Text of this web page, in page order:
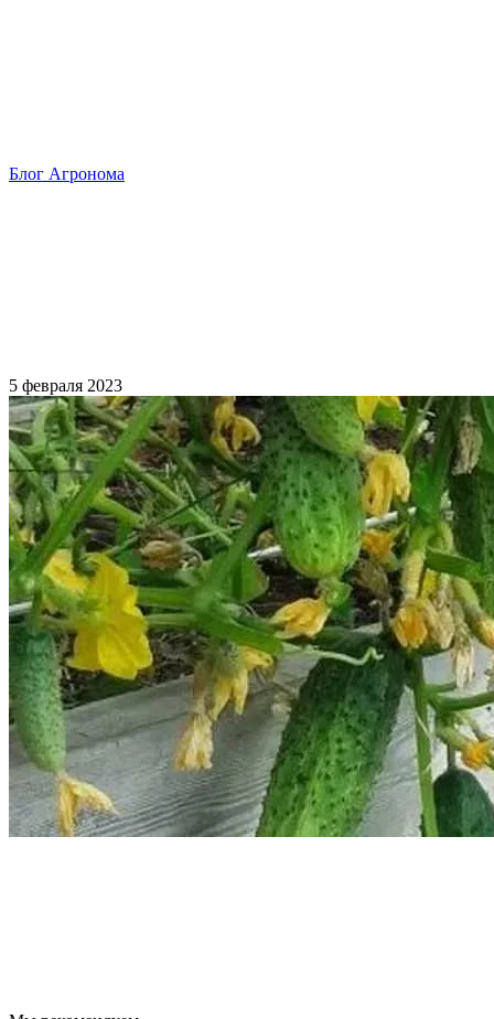
Блог Агронома
5 февраля 2023